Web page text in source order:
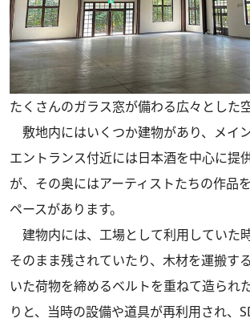
たくさんのガラス窓が備わる広々とした空
敷地内にはいくつか建物があり、メイ
エントランス付近には日本酒を中心に提
が、その奥にはアーティストたちの作品
ペースがあります。
建物内には、工場として利用していた
そのまま残されていたり、木材を運搬す
いた荷物を締めるベルトを重ねて造られ
りと、当時の設備や道具が再利用され、